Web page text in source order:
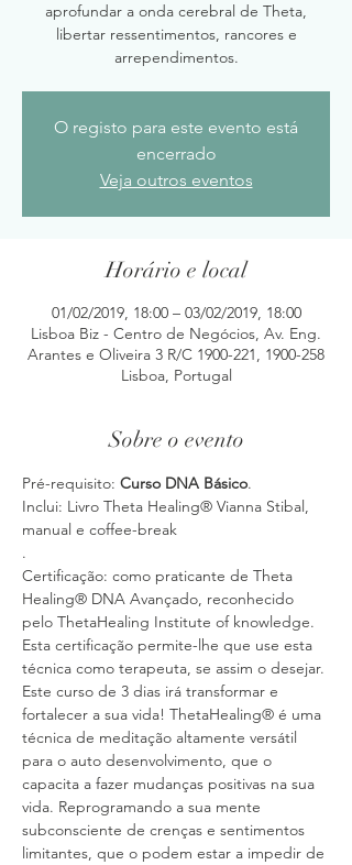
aprofundar a onda cerebral de Theta,
libertar ressentimentos, rancores e
arrependimentos.
O registo para este evento está
encerrado
Veja outros eventos
Horário e local
01/02/2019, 18:00 – 03/02/2019, 18:00
Lisboa Biz - Centro de Negócios, Av. Eng.
Arantes e Oliveira 3 R/C 1900-221, 1900-258
Lisboa, Portugal
Sobre o evento
Pré-requisito: Curso DNA Básico
Inclui: Livro Theta Healing® Vianna Stibal,
manual e coffee-break
.
Certificação: como praticante de Theta
Healing® DNA Avançado, reconhecido
pelo ThetaHealing Institute of knowledge.
Esta certificação permite-lhe que use esta
Este curso de 3 dias irá transformar e
fortalecer a sua vida! ThetaHealing® é uma
técnica de meditação altamente versátil
para o auto desenvolvimento, que o
capacita a fazer mudanças positivas na sua
vida. Reprogramando a sua mente
subconsciente de crenças e sentimentos
limitantes, que o podem estar a impedir de